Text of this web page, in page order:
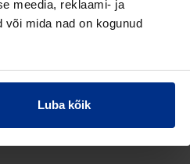
meedia, reklaami- ja
või mida nad on kogunud
Luba kõik